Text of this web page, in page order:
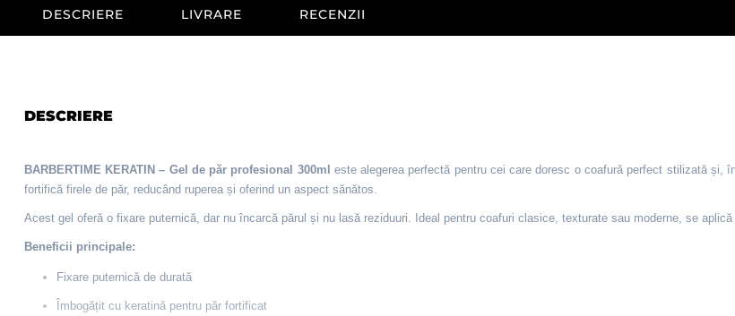
DESCRIERE LIVRARE RECENZII
DESCRIERE
BARBERTIME KERATIN – Gel de păr profesional 300ml este alegerea perfectă pentru cei care doresc o coafură perfect stilizată
fortifică firele de păr, reducând ruperea și oferind un aspect sănătos.
Acest gel oferă o fixare puternică, dar nu încarcă părul și nu lasă reziduuri. Ideal pentru coafuri clasice, texturate sau moderne, se
Beneficii principale:
Fixare puternică de durată
Îmbogățit cu keratină pentru păr fortificat